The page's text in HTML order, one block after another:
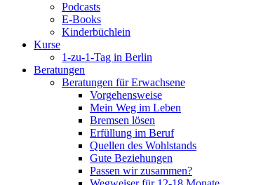
Podcasts
E-Books
Kinderbüchlein
Kurse
1-zu-1-Tag in Berlin
Beratungen
Beratungen für Erwachsene
Vorgehensweise
Mein Weg im Leben
Bremsen lösen
Erfüllung im Beruf
Quellen des Wohlstands
Gute Beziehungen
Passen wir zusammen?